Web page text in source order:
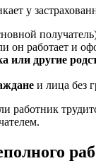
у
он работает и
или другие
и лица без
работник